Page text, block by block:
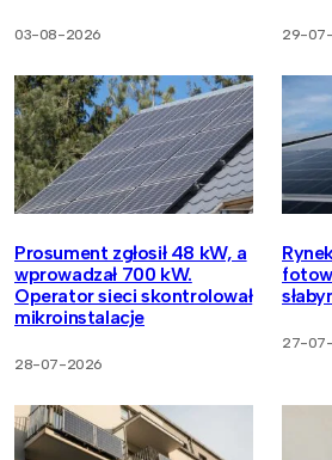
03-08-2026 29-
Prosument zgłosił 48 kW, a
wprowadzał 700 kW.
Operator sieci skontrolował
mikroinstalacje
28-07-2026
27-